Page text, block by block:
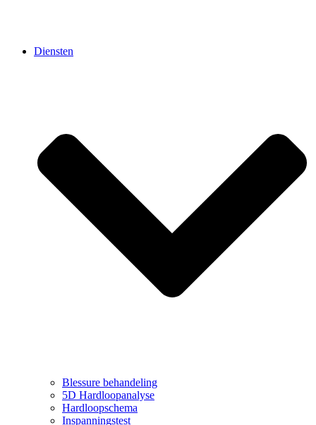
Diensten
Blessure behandeling
5D Hardloopanalyse
Hardloopschema
Inspanningstest